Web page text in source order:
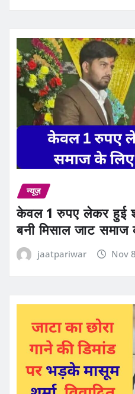
न्यूज़
केवल 1 रुपए लेकर हुई
बनी मिसाल जाट समाज
jaatpariwar Nov